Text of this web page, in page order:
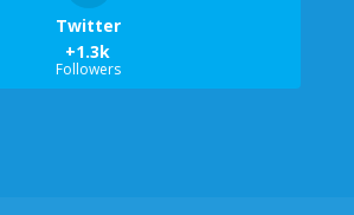
Twitter
Followers